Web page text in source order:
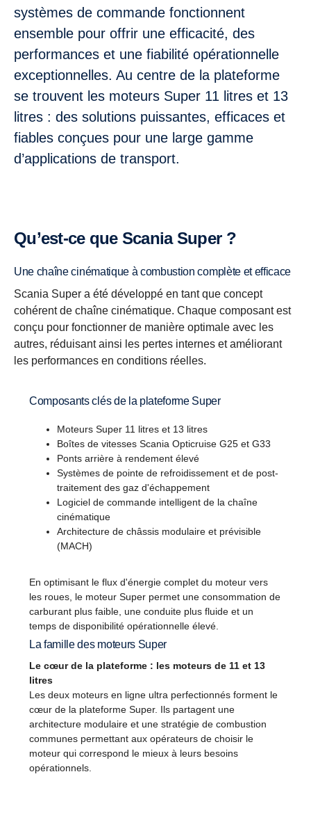
systèmes de commande fonctionnent
ensemble pour offrir une efficacité, des
performances et une fiabilité opérationnelle
exceptionnelles. Au centre de la plateforme
se trouvent les moteurs Super 11 litres et 13
litres : des solutions puissantes, efficaces et
fiables conçues pour une large gamme
d’applications de transport.
Qu’est-ce que Scania Super ?
Une chaîne cinématique à combustion complète et efficace
Scania Super a été développé en tant que concept
cohérent de chaîne cinématique. Chaque composant est
conçu pour fonctionner de manière optimale avec les
autres, réduisant ainsi les pertes internes et améliorant
les performances en conditions réelles.
Composants clés de la plateforme Super
Moteurs Super 11 litres et 13 litres
Boîtes de vitesses Scania Opticruise G25 et G33
Ponts arrière à rendement élevé
Systèmes de pointe de refroidissement et de post-
traitement des gaz d'échappement
Logiciel de commande intelligent de la chaîne
cinématique
Architecture de châssis modulaire et prévisible
(MACH)
En optimisant le flux d'énergie complet du moteur vers
les roues, le moteur Super permet une consommation de
carburant plus faible, une conduite plus fluide et un
temps de disponibilité opérationnelle élevé.
La famille des moteurs Super
Le cœur de la plateforme : les moteurs de 11 et 13
litres
Les deux moteurs en ligne ultra perfectionnés forment le
cœur de la plateforme Super. Ils partagent une
architecture modulaire et une stratégie de combustion
communes permettant aux opérateurs de choisir le
moteur qui correspond le mieux à leurs besoins
opérationnels.